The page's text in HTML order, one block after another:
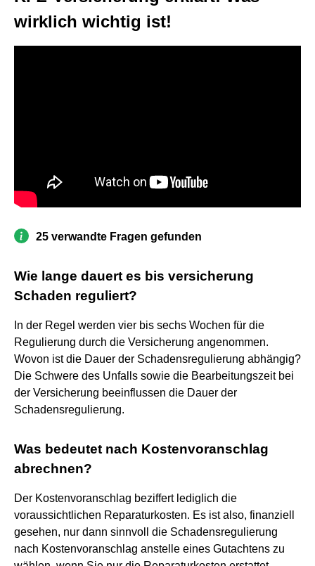
wirklich wichtig ist!
25 verwandte Fragen gefunden
Wie lange dauert es bis versicherung
Schaden reguliert?
In der Regel werden vier bis sechs Wochen für die
Regulierung durch die Versicherung angenommen.
Wovon ist die Dauer der Schadensregulierung abhängig?
Die Schwere des Unfalls sowie die Bearbeitungszeit bei
der Versicherung beeinflussen die Dauer der
Schadensregulierung.
Was bedeutet nach Kostenvoranschlag
abrechnen?
Der Kostenvoranschlag beziffert lediglich die
voraussichtlichen Reparaturkosten. Es ist also, finanziell
gesehen, nur dann sinnvoll die Schadensregulierung
nach Kostenvoranschlag anstelle eines Gutachtens zu